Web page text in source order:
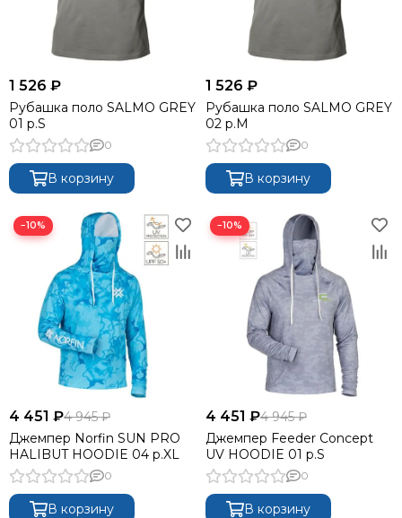
1 526 ₽
Рубашка поло SALMO GREY
01 р.S
0
В корзину
1 526 ₽
Рубашка поло SALMO GREY
02 р.M
0
В корзину
−10%
4 451 ₽4 945 ₽
Джемпер Norfin SUN PRO
HALIBUT HOODIE 04 р.XL
0
В корзину
−10%
4 451 ₽4 945 ₽
Джемпер Feeder Concept
UV HOODIE 01 р.S
0
В корзину